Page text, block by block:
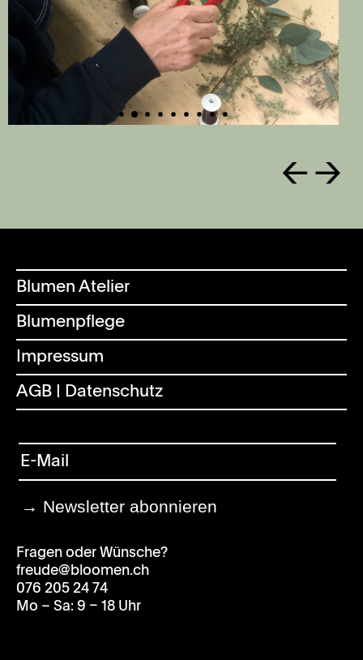
→
←
Blumen Atelier
Blumenpflege
Impressum
AGB | Datenschutz
Fragen oder Wünsche?
freude@bloomen.ch
076 205 24 74
Mo – Sa: 9 – 18 Uhr